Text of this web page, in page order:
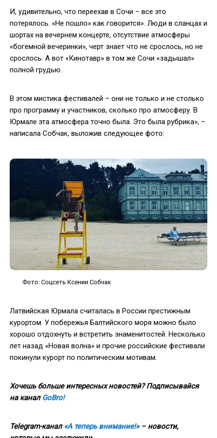
И, удивительно, что переехав в Сочи – все это
потерялось. «Не пошло» как говорится». Люди в сланцах и
шортах на вечернем концерте, отсутствие атмосферы
«богемной вечеринки», черт знает что не срослось, но не
срослось. А вот «Кинотавр» в том же Сочи «задышал»
полной грудью.
В этом мистика фестивалей – они не только и не столько
про программу и участников, сколько про атмосферу. В
Юрмале эта атмосфера точно была. Это была рубрика», –
написала Собчак, выложив следующее фото:
Фото: Соцсеть Ксении Собчак
Латвийская Юрмала считалась в России престижным
курортом. У побережья Балтийского моря можно было
хорошо отдохнуть и встретить знаменитостей. Несколько
лет назад «Новая волна» и прочие российские фестивали
покинули курорт по политическим мотивам.
Хочешь больше интересных новостей? Подписывайся
на канал GoBro!
Telegram-канал «А теперь внимание!»– новости,